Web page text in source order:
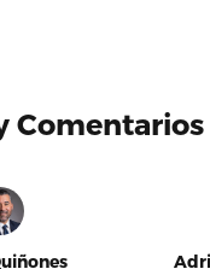
Comentarios